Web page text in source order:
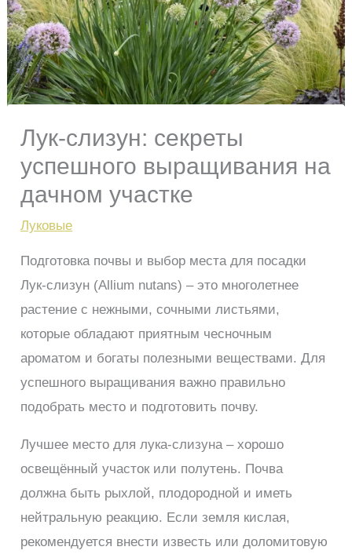
Лук-слизун: секреты
успешного выращивания на
дачном участке
Луковые
Подготовка почвы и выбор места для посадки
Лук-слизун (Allium nutans) – это многолетнее
растение с нежными, сочными листьями,
которые обладают приятным чесночным
ароматом и богаты полезными веществами. Для
успешного выращивания важно правильно
подобрать место и подготовить почву.
Лучшее место для лука-слизуна – хорошо
освещённый участок или полутень. Почва
должна быть рыхлой, плодородной и иметь
нейтральную реакцию. Если земля кислая,
рекомендуется внести известь или доломитовую